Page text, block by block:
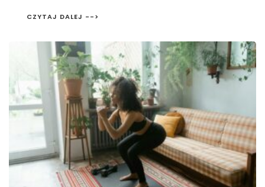
CZYTAJ DALEJ -->